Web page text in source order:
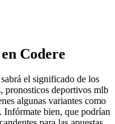
Codere
el significado de los
pronosticos deportivos mlb
algunas variantes como
bien, que podrían